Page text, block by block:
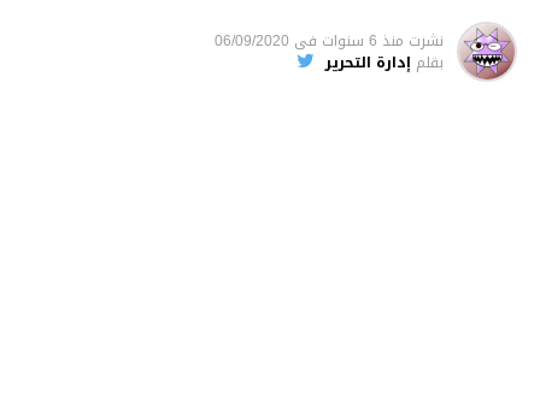
نشرت منذ 6 سنوات فى 06/09/2020
بقلم إدارة التحرير